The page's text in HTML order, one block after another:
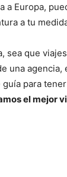
a Europa,
a tu
sea que
una agencia,
para
el mejor